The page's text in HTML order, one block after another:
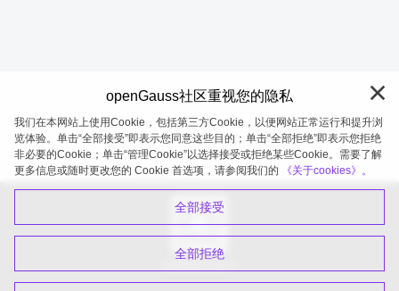
openGauss 2026-08-09 20:10:57
openGauss社区重视您的隐私
我们在本网站上使用Cookie，包括第三方Cookie，以便网站正常运行和提升浏
览体验。单击“全部接受”即表示您同意这些目的；单击“全部拒绝”即表示您拒绝
非必要的Cookie；单击“管理Cookie”以选择接受或拒绝某些Cookie。需要了解
更多信息或随时更改您的 Cookie 首选项，请参阅我们的
《关于cookies》。
全部接受
全部拒绝